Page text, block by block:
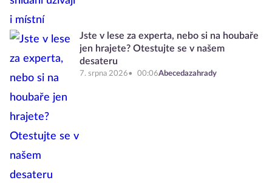
Jste v lese za experta, nebo si na houbaře
jen hrajete? Otestujte se v našem
desateru
7. srpna 2026 00:06Abecedazahrady